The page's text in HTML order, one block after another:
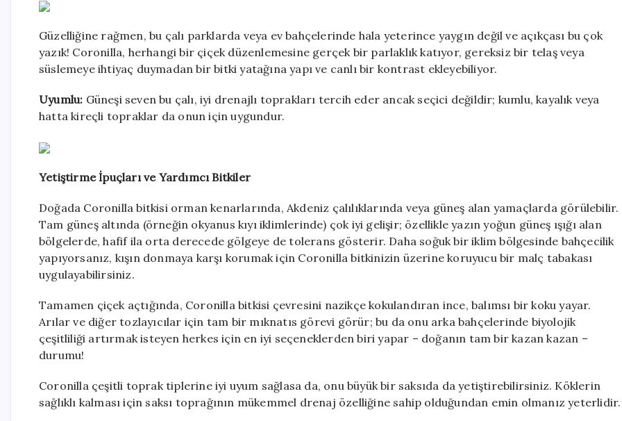
bayılıyor!
Güzelliğine rağmen, bu çalı parklarda veya ev bahçelerinde hala yeterince yaygın değil ve açıkçası bu çok
yazık! Coronilla, herhangi bir çiçek düzenlemesine gerçek bir parlaklık katıyor, gereksiz bir telaş veya
süslemeye ihtiyaç duymadan bir bitki yatağına yapı ve canlı bir kontrast ekleyebiliyor.
Uyumlu: Güneşi seven bu çalı, iyi drenajlı toprakları tercih eder ancak seçici değildir; kumlu, kayalık veya
hatta kireçli topraklar da onun için uygundur.
Yetiştirme İpuçları ve Yardımcı Bitkiler
Doğada Coronilla bitkisi orman kenarlarında, Akdeniz çalılıklarında veya güneş alan yamaçlarda görülebilir.
Tam güneş altında (örneğin okyanus kıyı iklimlerinde) çok iyi gelişir; özellikle yazın yoğun güneş ışığı alan
bölgelerde, hafif ila orta derecede gölgeye de tolerans gösterir. Daha soğuk bir iklim bölgesinde bahçecilik
yapıyorsanız, kışın donmaya karşı korumak için Coronilla bitkinizin üzerine koruyucu bir malç tabakası
uygulayabilirsiniz.
Tamamen çiçek açtığında, Coronilla bitkisi çevresini nazikçe kokulandıran ince, balımsı bir koku yayar.
Arılar ve diğer tozlayıcılar için tam bir mıknatıs görevi görür; bu da onu arka bahçelerinde biyolojik
çeşitliliği artırmak isteyen herkes için en iyi seçeneklerden biri yapar – doğanın tam bir kazan kazan –
durumu!
Coronilla çeşitli toprak tiplerine iyi uyum sağlasa da, onu büyük bir saksıda da yetiştirebilirsiniz. Köklerin
sağlıklı kalması için saksı toprağının mükemmel drenaj özelliğine sahip olduğundan emin olmanız yeterlidir.